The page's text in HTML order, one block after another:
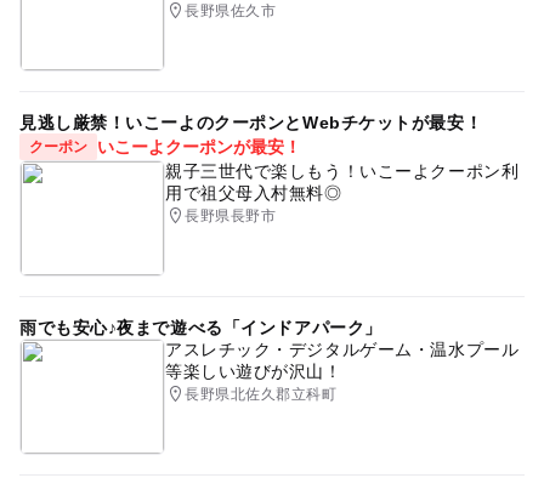
長野県佐久市
見逃し厳禁！いこーよのクーポンとWebチケットが最安！
クーポン
いこーよクーポンが最安！
親子三世代で楽しもう！いこーよクーポン利
用で祖父母入村無料◎
長野県長野市
雨でも安心♪夜まで遊べる「インドアパーク」
アスレチック・デジタルゲーム・温水プール
等楽しい遊びが沢山！
長野県北佐久郡立科町